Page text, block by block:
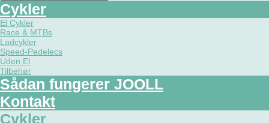
Cykler
El Cykler
Race & MTBs
Ladcykler
Speed-Pedelecs
Uden El
Tilbehør
Sådan fungerer JOOLL
Kontakt
Cykler